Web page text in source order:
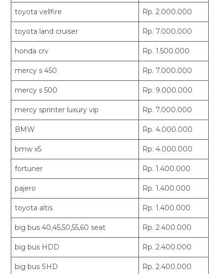
toyota vellfire Rp. 2.000.000
toyota land cruiser Rp. 7.000.000
honda crv Rp. 1.500.000
mercy s 450 Rp. 7.000.000
mercy s 500 Rp. 9.000.000
mercy sprinter luxury vip Rp. 7.000.000
BMW Rp. 4.000.000
bmw x5 Rp. 4.000.000
fortuner Rp. 1.400.000
pajero Rp. 1.400.000
toyota altis Rp. 1.400.000
big bus 40,45,50,55,60 seat Rp. 2.400.000
big bus HDD Rp. 2.400.000
big bus SHD Rp. 2.400.000